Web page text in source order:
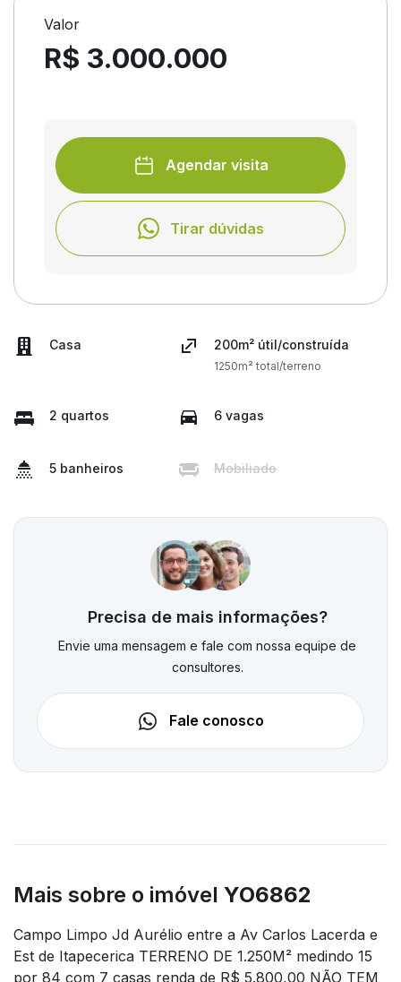
Valor
R$ 3.000.000
Agendar visita
Tirar dúvidas
Casa 200m² útil/construída
1250m² total/terreno
2 quartos 6 vagas
5 banheiros Mobiliado
Precisa de mais informações?
Envie uma mensagem e fale com nossa equipe de
consultores.
Fale conosco
Mais sobre o imóvel YO6862
Campo Limpo Jd Aurélio entre a Av Carlos Lacerda e
Est de Itapecerica TERRENO DE 1.250M² medindo 15
por 84 com 7 casas renda de R$ 5.800,00 NÃO TEM